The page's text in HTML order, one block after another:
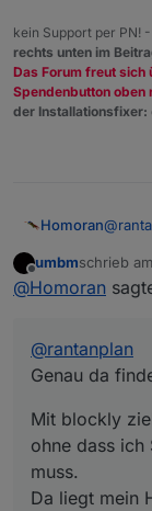
kein Support per PN!
rechts unten im
Das Forum freut sich
Spendenbutton oben
der Installationsfixer:
Homoran@
Mit
ohne
Ich
(weitestgehend)
Offline
umbmschrieb am
zuletzt
@Homoran
@rantanplan
Genau da
Mit blockly
ohne dass ich
muss.
Da liegt mein